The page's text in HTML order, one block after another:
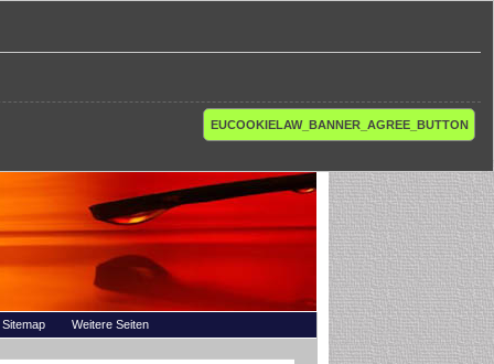
EUCOOKIELAW_BANNER_AGREE_BUTTON
Sitemap Weitere Seiten